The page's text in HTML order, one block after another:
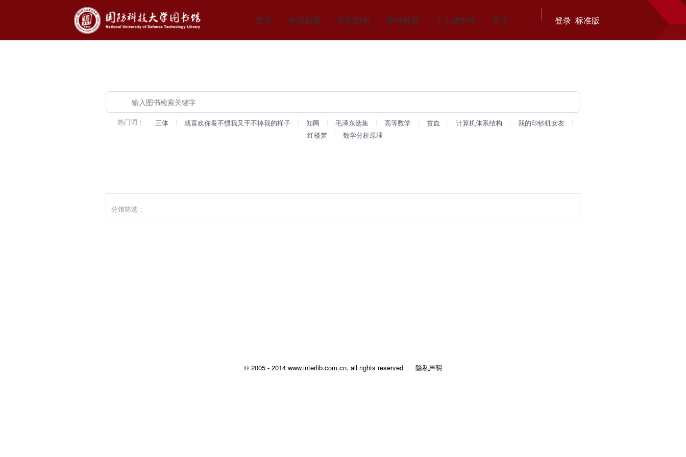
首页 资源检索 荐购图书 图书推荐 个人图书馆 更多 登录 标准版
热门词： 三体 | 就喜欢你看不惯我又干不掉我的样子 | 知网 | 毛泽东选集 | 高等数学 | 贫血 | 计算机体系结构 | 我的印钞机女友
|
红楼梦
| 数学分析原理
分馆筛选：
© 2005 - 2014 www.interlib.com.cn, all rights reserved 隐私声明